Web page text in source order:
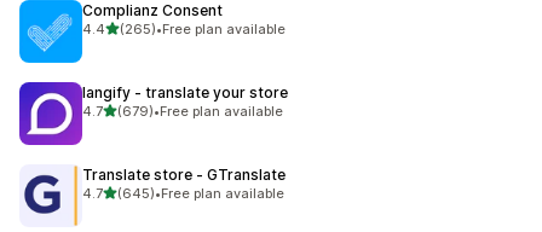
Complianz Consent
4.4เต็ม 5 ดาว
(265)
ทั้งหมด 265 รีวิว
•Free plan available
langify ‑ translate your store
4.7เต็ม 5 ดาว
(679)
ทั้งหมด 679 รีวิว
•Free plan available
Translate store ‑ GTranslate
4.7เต็ม 5 ดาว
(645)
ทั้งหมด 645 รีวิว
•Free plan available